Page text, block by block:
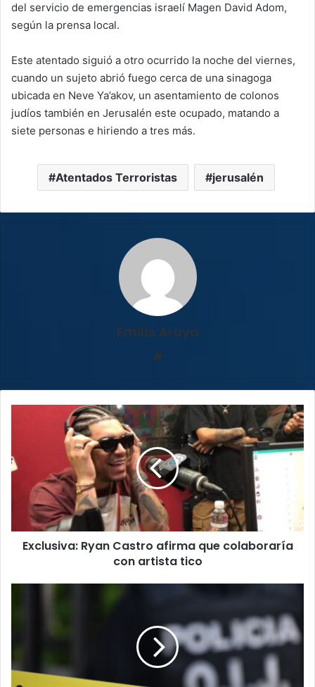
del servicio de emergencias israelí Magen David Adom,
según la prensa local.
Este atentado siguió a otro ocurrido la noche del viernes,
cuando un sujeto abrió fuego cerca de una sinagoga
ubicada en Neve Ya’akov, un asentamiento de colonos
judíos también en Jerusalén este ocupado, matando a
siete personas e hiriendo a tres más.
Atentados Terroristas jerusalén
Emilio Araya
afirma
que
colaboraría
artista
tico
Exclusiva: Ryan Castro afirma que colaboraría
con artista tico
Limón